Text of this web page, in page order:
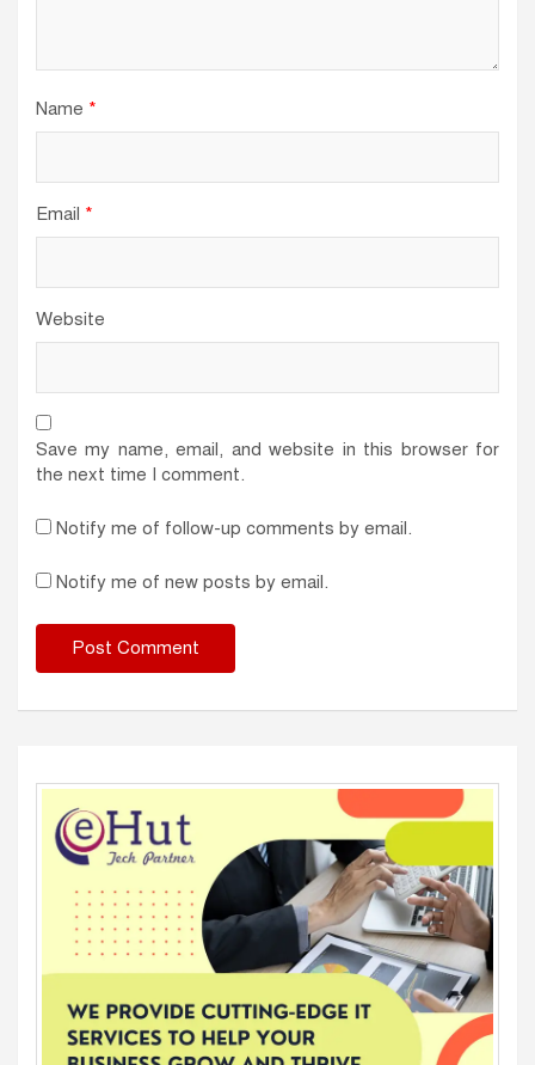
Name *
Email *
Website
Save my name, email, and website in this browser for
the next time I comment.
Notify me of follow-up comments by email.
Notify me of new posts by email.